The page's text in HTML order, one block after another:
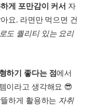
게 포만감이 커서 자
요. 라면만 먹으면 건
도 퀄리티 있는 요리
하기 좋다는 점에서
이라고 생각해요 😎
하게 활용하는 자취